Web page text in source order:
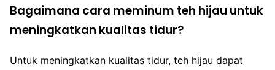
Bagaimana cara meminum teh hijau untuk
meningkatkan kualitas tidur?
Untuk meningkatkan kualitas tidur, teh hijau dapat